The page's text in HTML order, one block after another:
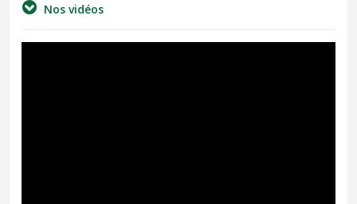
Nos vidéos